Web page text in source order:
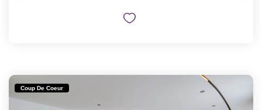
Coup De Coeur